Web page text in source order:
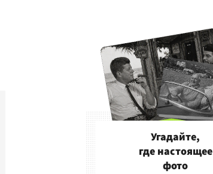
Угадайте,
где настоящее
фото